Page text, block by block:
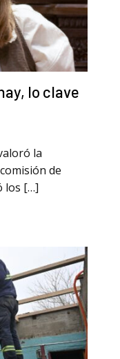
lo clave
la
de
los […]